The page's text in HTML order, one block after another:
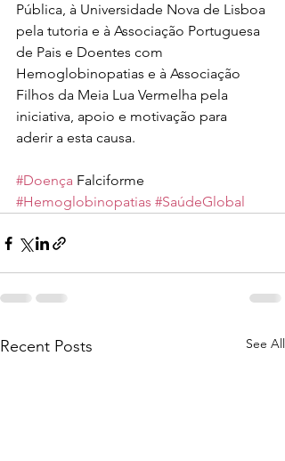
Pública, à Universidade Nova de Lisboa
pela tutoria e à Associação Portuguesa
de Pais e Doentes com
Hemoglobinopatias e à Associação
Filhos da Meia Lua Vermelha pela
iniciativa, apoio e motivação para
aderir a esta causa.
#Doença Falciforme
#Hemoglobinopatias #SaúdeGlobal
Recent Posts See All